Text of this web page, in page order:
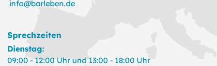
info@barleben.de
Sprechzeiten
Dienstag:
09:00 - 12:00 Uhr und 13:00 - 18:00 Uhr